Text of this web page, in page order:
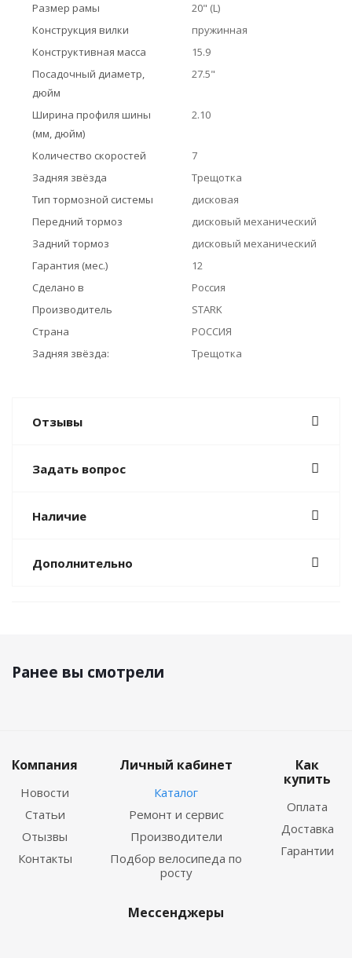
Размер рамы
20" (L)
Конструкция вилки
пружинная
Конструктивная масса
15.9
Посадочный диаметр,
дюйм
27.5"
Ширина профиля шины
(мм, дюйм)
2.10
Количество скоростей
7
Задняя звёзда
Трещотка
Тип тормозной системы
дисковая
Передний тормоз
дисковый механический
Задний тормоз
дисковый механический
Гарантия (мес.)
12
Сделано в
Россия
Производитель
STARK
Страна
РОССИЯ
Задняя звёзда:
Трещотка
Отзывы
Задать вопрос
Наличие
Дополнительно
Ранее вы смотрели
Компания
Новости
Статьи
Отызвы
Контакты
Личный кабинет
Каталог
Ремонт и сервис
Производители
Подбор велосипеда по
росту
Как
купить
Оплата
Доставка
Гарантии
Мессенджеры